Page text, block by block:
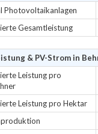
Photovoltaikanlagen
Gesamtleistung
& PV-Strom in
Leistung pro
Leistung pro Hektar